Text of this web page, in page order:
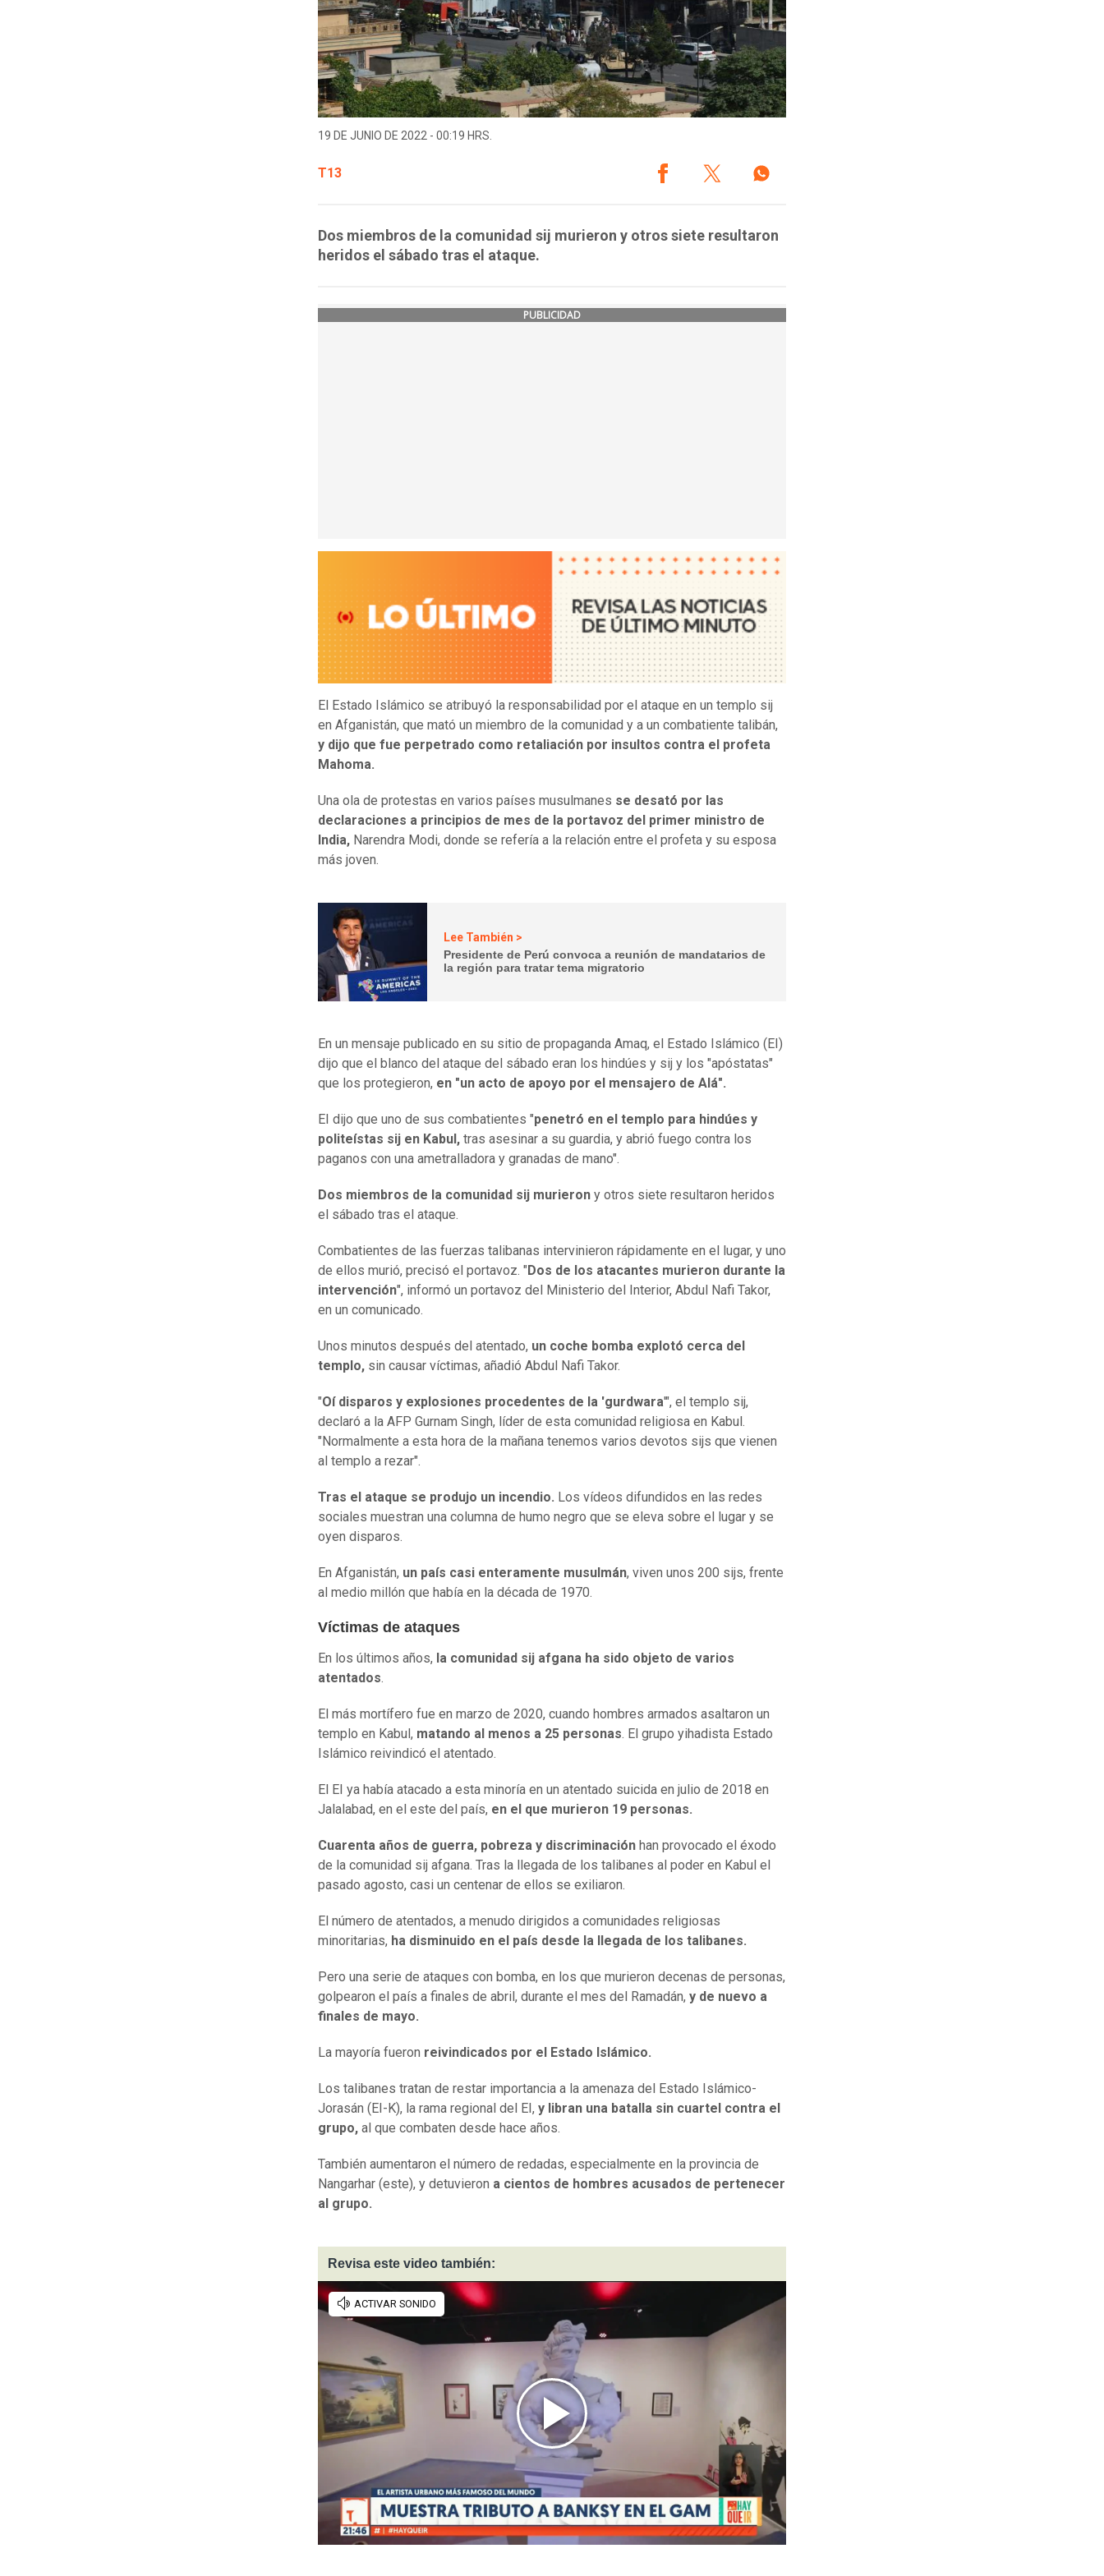
19 DE JUNIO DE 2022 - 00:19 HRS.
T13
Dos miembros de la comunidad sij murieron y otros siete resultaron
heridos el sábado tras el ataque.
PUBLICIDAD
El Estado Islámico se atribuyó la responsabilidad por el ataque en un templo sij
en Afganistán, que mató un miembro de la comunidad y a un combatiente talibán,
y dijo que fue perpetrado como retaliación por insultos contra el profeta
Mahoma.
Una ola de protestas en varios países musulmanes se desató por las
declaraciones a principios de mes de la portavoz del primer ministro de
India, Narendra Modi, donde se refería a la relación entre el profeta y su esposa
más joven.
Lee También >
Presidente de Perú convoca a reunión de mandatarios de
la región para tratar tema migratorio
En un mensaje publicado en su sitio de propaganda Amaq, el Estado Islámico (EI)
dijo que el blanco del ataque del sábado eran los hindúes y sij y los "apóstatas"
que los protegieron, en "un acto de apoyo por el mensajero de Alá".
EI dijo que uno de sus combatientes "penetró en el templo para hindúes y
politeístas sij en Kabul, tras asesinar a su guardia, y abrió fuego contra los
paganos con una ametralladora y granadas de mano".
Dos miembros de la comunidad sij murieron y otros siete resultaron heridos
el sábado tras el ataque.
Combatientes de las fuerzas talibanas intervinieron rápidamente en el lugar, y uno
de ellos murió, precisó el portavoz. " Dos de los atacantes murieron durante la
intervención", informó un portavoz del Ministerio del Interior, Abdul Nafi Takor,
en un comunicado.
Unos minutos después del atentado, un coche bomba explotó cerca del
templo, sin causar víctimas, añadió Abdul Nafi Takor.
"Oí disparos y explosiones procedentes de la 'gurdwara'", el templo sij,
declaró a la AFP Gurnam Singh, líder de esta comunidad religiosa en Kabul.
"Normalmente a esta hora de la mañana tenemos varios devotos sijs que vienen
al templo a rezar".
Tras el ataque se produjo un incendio. Los vídeos difundidos en las redes
sociales muestran una columna de humo negro que se eleva sobre el lugar y se
oyen disparos.
En Afganistán, un país casi enteramente musulmán, viven unos 200 sijs, frente
al medio millón que había en la década de 1970.
Víctimas de ataques
En los últimos años, la comunidad sij afgana ha sido objeto de varios
atentados.
El más mortífero fue en marzo de 2020, cuando hombres armados asaltaron un
templo en Kabul, matando al menos a 25 personas. El grupo yihadista Estado
Islámico reivindicó el atentado.
El EI ya había atacado a esta minoría en un atentado suicida en julio de 2018 en
Jalalabad, en el este del país, en el que murieron 19 personas.
Cuarenta años de guerra, pobreza y discriminación han provocado el éxodo
de la comunidad sij afgana. Tras la llegada de los talibanes al poder en Kabul el
pasado agosto, casi un centenar de ellos se exiliaron.
El número de atentados, a menudo dirigidos a comunidades religiosas
minoritarias, ha disminuido en el país desde la llegada de los talibanes.
Pero una serie de ataques con bomba, en los que murieron decenas de personas,
golpearon el país a finales de abril, durante el mes del Ramadán, y de nuevo a
finales de mayo.
La mayoría fueron reivindicados por el Estado Islámico.
Los talibanes tratan de restar importancia a la amenaza del Estado Islámico-
Jorasán (EI-K), la rama regional del EI, y libran una batalla sin cuartel contra el
grupo, al que combaten desde hace años.
También aumentaron el número de redadas, especialmente en la provincia de
Nangarhar (este), y detuvieron a cientos de hombres acusados de pertenecer
al grupo.
Revisa este video también: